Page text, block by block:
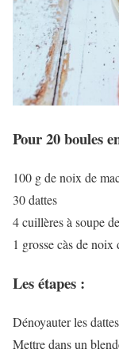
Pour 20 boules
100 g de noix de
30 dattes
4 cuillères à soupe
1 grosse càs de noix
Les étapes :
Dénoyauter les
Mettre dans un